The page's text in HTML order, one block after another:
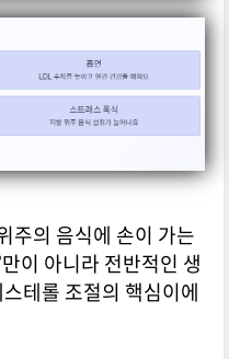
주의 음식에 손이 가는
이 아니라 전반적인 생
테롤 조절의 핵심이에